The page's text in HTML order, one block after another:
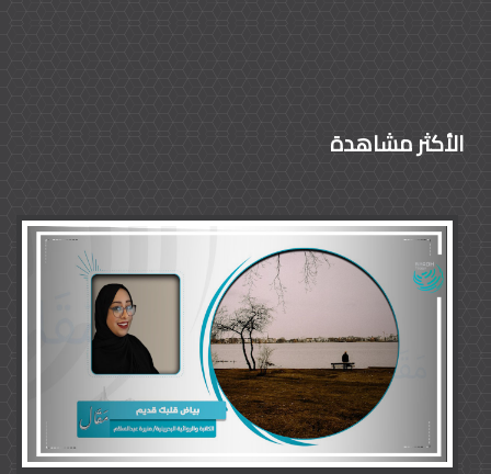
الأكثر مشاهدة